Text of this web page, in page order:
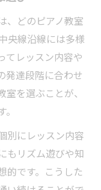
、どのピアノ教室
央線沿線には多様
てレッスン内容や
発達段階に合わせ
を選ぶことが、
別にレッスン内容
もリズム遊びや知
的です。こうした